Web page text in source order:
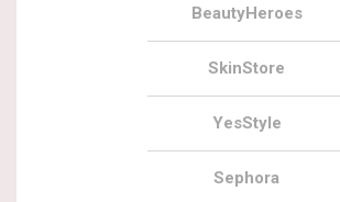
BeautyHeroes
SkinStore
YesStyle
Sephora